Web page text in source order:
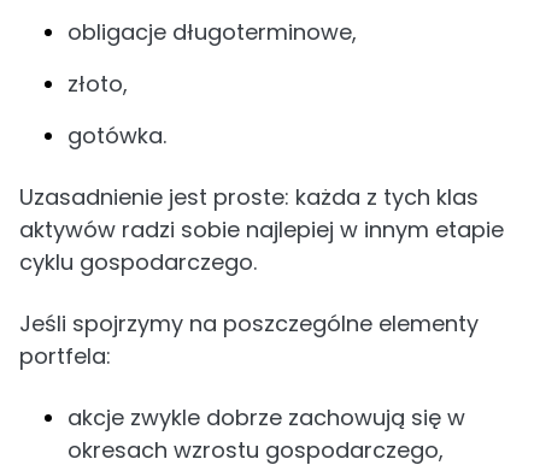
obligacje długoterminowe,
złoto,
gotówka.
Uzasadnienie jest proste: każda z tych klas
aktywów radzi sobie najlepiej w innym etapie
cyklu gospodarczego.
Jeśli spojrzymy na poszczególne elementy
portfela:
akcje zwykle dobrze zachowują się w
okresach wzrostu gospodarczego,